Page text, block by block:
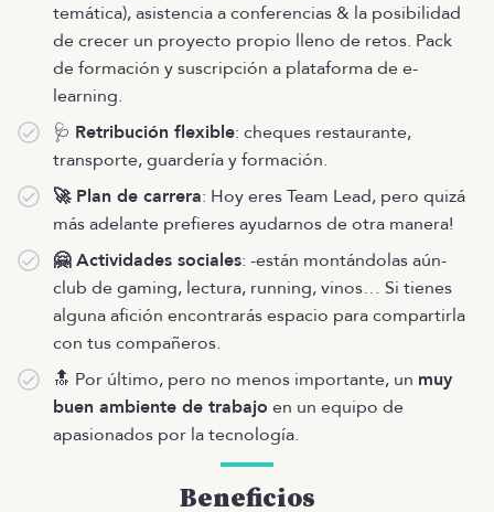
temática), asistencia a conferencias & la posibilidad
de crecer un proyecto propio lleno de retos. Pack
de formación y suscripción a plataforma de e-
learning.
🩺 Retribución flexible: cheques restaurante,
transporte, guardería y formación.
🚀 Plan de carrera: Hoy eres Team Lead, pero quizá
más adelante prefieres ayudarnos de otra manera!
🤗 Actividades sociales: -están montándolas aún-
club de gaming, lectura, running, vinos… Si tienes
alguna afición encontrarás espacio para compartirla
con tus compañeros.
🔝 Por último, pero no menos importante, un muy
buen ambiente de trabajo en un equipo de
apasionados por la tecnología.
Beneficios